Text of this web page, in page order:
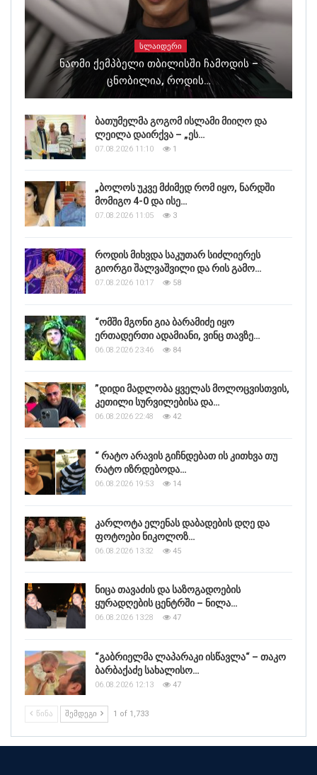
ᲡᲚᲐᲘᲓᲔᲠᲘ
Ნაომი Ქემპბელი Თბილისში Ჩამოდის –
Ცნობილია, Როდის…
ბათუმელმა გოგომ ისლამი მიიღო და
ლეილა დაირქვა – „ეს…
07.08.2026 11:10 1
„ბოლოს უკვე მძიმედ რომ იყო, ნარდში
მომიგო 4-0 და ისე…
07.08.2026 11:05 3
როდის მიხვდა საკუთარ სიძლიერეს
გიორგი შალვაშვილი და რის გამო…
07.08.2026 10:17 58
“ომში მგონი გია ბარამიძე იყო
ერთადერთი ადამიანი, ვინც თავზე…
06.08.2026 23:46 84
”დიდი მადლობა ყველას მოლოცვისთვის,
კეთილი სურვილებისა და…
06.08.2026 22:48 42
“ რატო არავის გიჩნდებათ ის კითხვა თუ
რატო იზრდებოდა…
06.08.2026 19:53 14
კარლოტა ელენას დაბადების დღე და
ფოტოები ნიკოლოზ…
06.08.2026 13:32 45
ნიცა თავაძის და საზოგადოების
ყურადღების ცენტრში – ნილა…
06.08.2026 13:28 47
“გაბრიელმა ლაპარაკი ისწავლა“ – თაკო
ბარბაქაძე სახალისო…
06.08.2026 12:13 47
ᲬᲘᲜᲐ ᲨᲔᲛᲓᲔᲒᲘ 1 of 1,733